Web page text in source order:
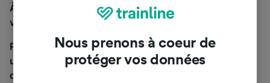
À la recherche d'un bus de Niort à La Rochelle Ville,
vous êtes au bon endroit.
Pour trouver des billets de bus, lancez simplement
une recherche ci-dessus. Nous comparons les temps
de trajets et les prix des voyages, en train et en bus.
Nous prenons à coeur de
protéger vos données